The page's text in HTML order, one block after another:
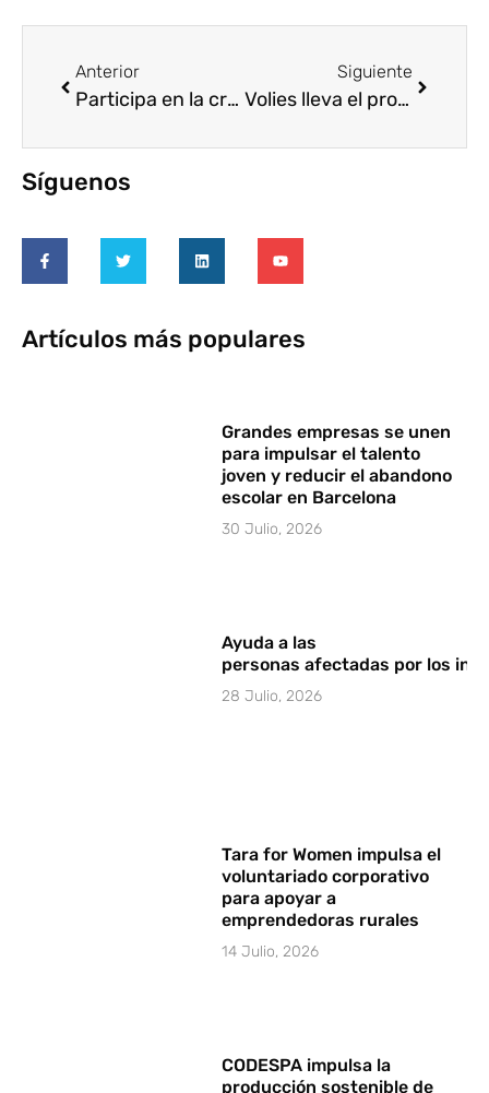
Anterior
Participa en la creación del Manifiesto Voluntare
Siguiente
Volies lleva el propósito a la pista: un “match ball” por el planeta en la Copa Faulconbridge
Síguenos
Artículos más populares
Grandes empresas se unen
para impulsar el talento
joven y reducir el abandono
escolar en Barcelona
30 Julio, 2026
Ayuda a las
personas afectadas por los
28 Julio, 2026
Tara for Women impulsa el
voluntariado corporativo
para apoyar a
emprendedoras rurales
14 Julio, 2026
CODESPA impulsa la
producción sostenible de